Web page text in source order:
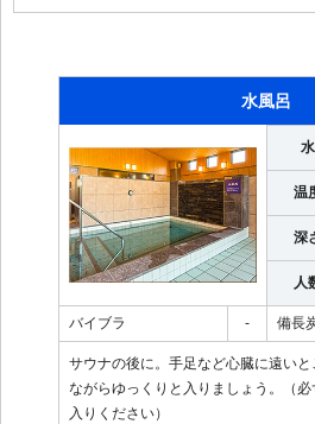
水風呂
水
温
深
人
バイブラ - 備長
サウナの後に。手足など心臓に遠い
ながらゆっくりと入りましょう。（
入りください）